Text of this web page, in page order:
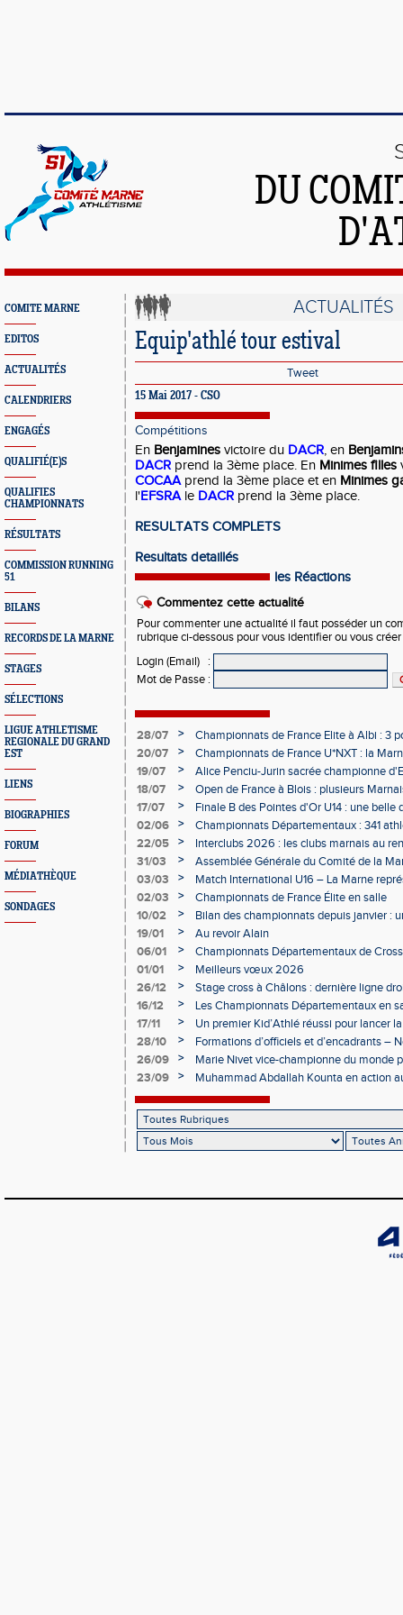
DU
COMITE MARNE
EDITOS
ACTUALITÉS
CALENDRIERS
ENGAGÉS
QUALIFIÉ(E)S
QUALIFIES
CHAMPIONNATS
RÉSULTATS
COMMISSION RUNNING
51
BILANS
RECORDS DE LA MARNE
STAGES
SÉLECTIONS
LIGUE ATHLETISME
REGIONALE DU GRAND
EST
LIENS
BIOGRAPHIES
FORUM
MÉDIATHÈQUE
SONDAGES
ACTUALITÉS
Equip'athlé tour estival
Tweet
15 Mai 2017 - CSO
Compétitions
En Benjamines victoire du DACR, en
DACR prend la 3ème place. En Minimes filles
COCAA prend la 3ème place et en Minimes
l'EFSRAle DACR prend la 3ème place.
RESULTATS COMPLETS
Resultats detaillés
les Réactions
Commentez cette actualité
Pour commenter une actualité il faut posséder un
rubrique ci-dessous pour vous identifier ou vous
Login (Email)
:
Mot de Passe :
28/07 >
Championnats de France Elite à Albi : 3
20/07
>
Championnats de France U*NXT : la
Charléty
19/07 >
Alice Penciu-Jurin sacrée championne
18/07
>
Open de France à Blois : plusieurs
17/07
>
Finale B des Pointes d'Or U14 : une
Obernai
02/06 >
Championnats Départementaux : 341
Champagne
22/05 >
Interclubs 2026 : les clubs marnais au
31/03
>
Assemblée Générale du Comité de la
Épernay
03/03 >
Match International U16 – La Marne
02/03
>
Championnats de France Élite en salle
10/02
>
Bilan des championnats depuis janvier :
bien lancée
19/01 >
Au revoir Alain
06/01
>
Championnats Départementaux de
01/01
>
Meilleurs vœux 2026
26/12
>
Stage cross à Châlons : dernière ligne
Départementaux
16/12 >
Les Championnats Départementaux en
hivernale
17/11 >
Un premier Kid’Athlé réussi pour lancer
28/10
>
Formations d’officiels et d’encadrants –
26/09
>
Marie Nivet vice-championne du monde
23/09
> Muhammad Abdallah Kounta en action